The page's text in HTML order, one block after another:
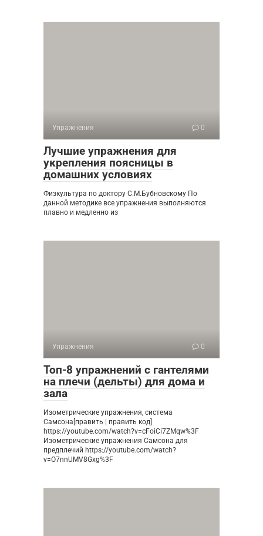
Упражнения 0
Лучшие упражнения для
укрепления поясницы в
домашних условиях
Физкультура по доктору С.М.Бубновскому По
данной методике все упражнения выполняются
плавно и медленно из
Упражнения 0
Топ-8 упражнений с гантелями
на плечи (дельты) для дома и
зала
Изометрические упражнения, система
Самсона[править | править код]
https://youtube.com/watch?v=cFoiCi7ZMqw%3F
Изометрические упражнения Самсона для
предплечий https://youtube.com/watch?
v=O7nnUMV8Gxg%3F